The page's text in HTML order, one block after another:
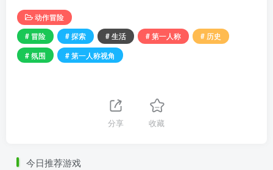
动作冒险
# 冒险
# 探索 # 生活 # 第一人称
# 历史
# 氛围
# 第一人称视角
分享 收藏
今日推荐游戏